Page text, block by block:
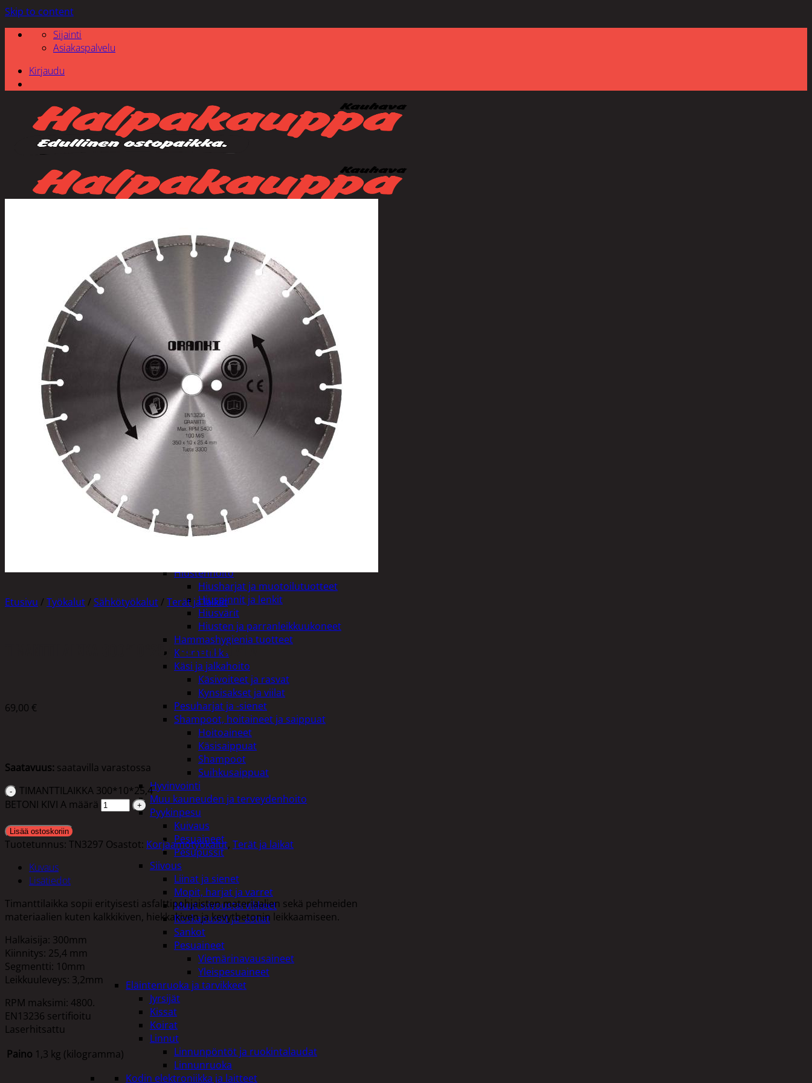
Skip to content
Sijainti
Asiakaspalvelu
Kirjaudu
Tuotevalikoima
Poistotuotteet
Kausituotteet
Joulu
Joulu- ja kausivalot
Eläimet ja tontut
Kyntteliköt
Valoketjut ja kuusenvalot
Joulukoristeet
Kranssit ja asetelmat
Tontut ja muut
Joulutekstiilit
Päivittäistavarat
Apuvälineet
Hengityssuojaimet ja desinfiointi
Hiustenhoito
Hiusharjat ja muotoilutuotteet
Hiuspinnit ja lenkit
Hiusvärit
Hiusten ja parranleikkuukoneet
Hammashygienia tuotteet
Kosmetiikka
Käsi ja jalkahoito
Käsivoiteet ja rasvat
Kynsisakset ja viilat
Pesuharjat ja -sienet
Shampoot, hoitaineet ja saippuat
Hoitoaineet
Käsisaippuat
Shampoot
Suihkusaippuat
Hyvinvointi
Muu kauneuden ja terveydenhoito
Pyykinpesu
Kuivaus
Pesuaineet
Pesupussit
Siivous
Liinat ja sienet
Mopit, harjat ja varret
Muut siivoustarvikkeet
Roskapussit ja -astiat
Sankot
Pesuaineet
Viemärinavausaineet
Yleispesuaineet
Eläintenruoka ja tarvikkeet
Jyrsijät
Kissat
Koirat
Linnut
Linnunpöntöt ja ruokintalaudat
Linnunruoka
Kodin elektroniikka ja laitteet
Etusivu / Työkalut / Sähkötyökalut / Terät ja laikat
TIMANTTILAIKKA 300*10*25,4 BETONI KIVI A
69,00 €
Saatavuus: saatavilla varastossa
TIMANTTILAIKKA 300*10*25,4
BETONI KIVI A määrä
Lisää ostoskoriin
Tuotetunnus: TN3297 Osastot: Korjaamotyökalut, Terät ja laikat
Kuvaus
Lisätiedot
Timanttilaikka sopii erityisesti asfalttipohjaisten materiaalien sekä pehmeiden
materiaalien kuten kalkkikiven, hiekkakiven ja kevytbetonin leikkaamiseen.
Halkaisija: 300mm
Kiinnitys: 25,4 mm
Segmentti: 10mm
Leikkuuleveys: 3,2mm
RPM maksimi: 4800.
EN13236 sertifioitu
Laserhitsattu
Paino 1,3 kg (kilogramma)